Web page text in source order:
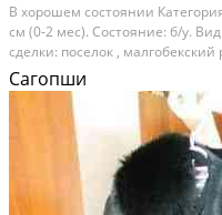
В хорошем состоянии
cм (0-2 мес). Состояние: б/у.
сделки: поселок ,
Сагопши